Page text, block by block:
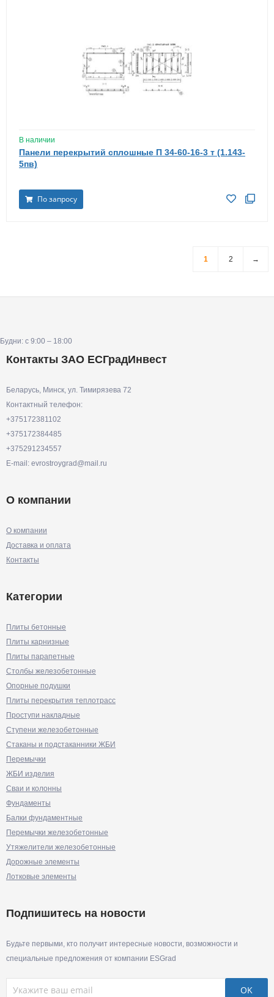
В наличии
Панели перекрытий сплошные П 34-60-16-3 т (1.143-
5пв)
По запросу
1 2 →
Будни: с 9:00 – 18:00
Контакты ЗАО ЕСГрадИнвест
Беларусь, Минск, ул. Тимирязева 72
Контактный телефон:
+375172381102
+375172384485
+375291234557
E-mail: evrostroygrad@mail.ru
О компании
О компании
Доставка и оплата
Контакты
Категории
Плиты бетонные
Плиты карнизные
Плиты парапетные
Столбы железобетонные
Опорные подушки
Плиты перекрытия теплотрасс
Проступи накладные
Ступени железобетонные
Стаканы и подстаканники ЖБИ
Перемычки
ЖБИ изделия
Сваи и колонны
Фундаменты
Балки фундаментные
Перемычки железобетонные
Утяжелители железобетонные
Дорожные элементы
Лотковые элементы
Подпишитесь на новости
Будьте первыми, кто получит интересные новости, возможности и
специальные предложения от компании ESGrad
OK